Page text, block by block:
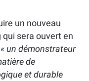
un nouveau
sera ouvert en
« un démonstrateur
de
et durable